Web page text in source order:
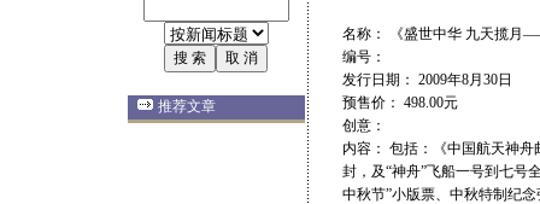
推荐文章
名称： 《盛世中华 九天揽月
编号：
发行日期： 2009年8月30日
预售价： 498.00元
创意：
内容： 包括：《中国航天神舟
封，及“神舟”飞船一号到七号
中秋节”小版票、中秋特制纪念